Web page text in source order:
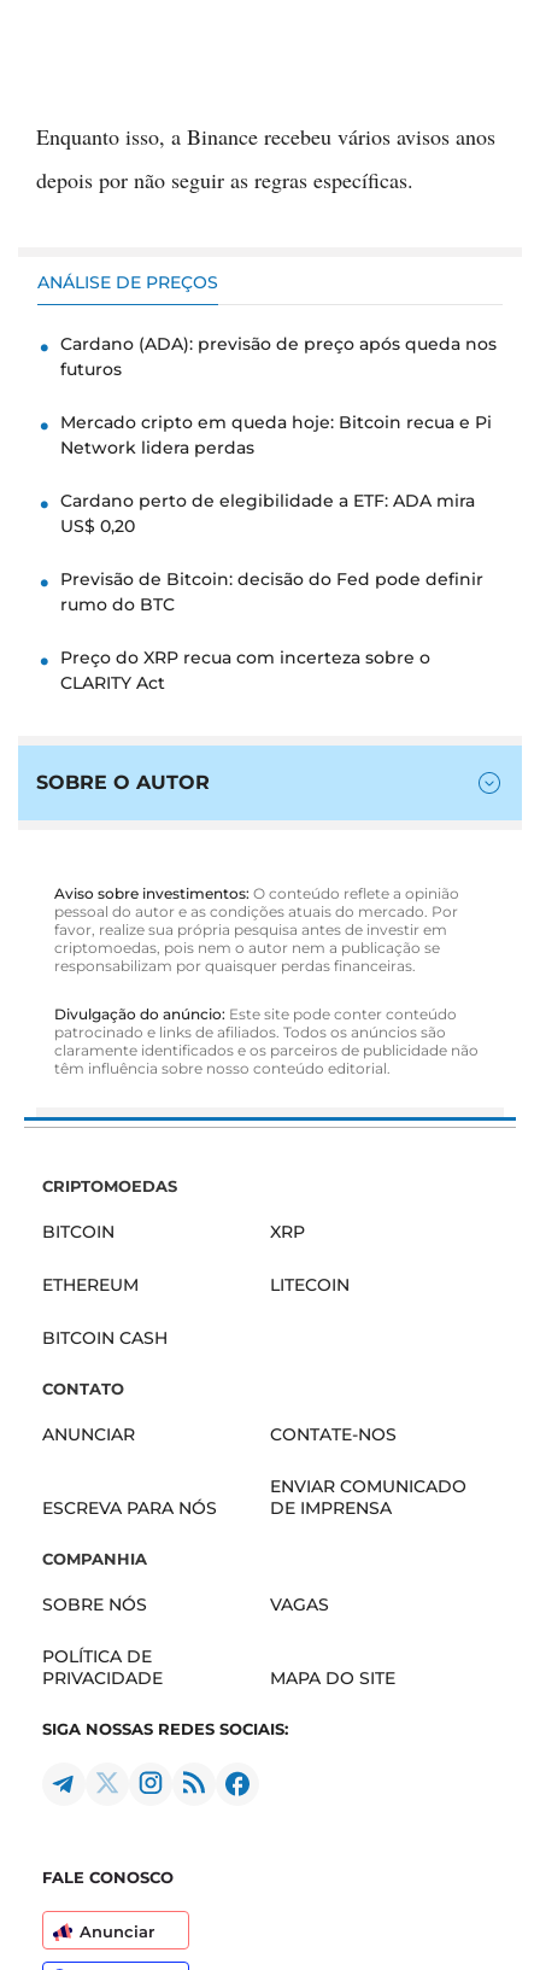
Enquanto isso, a Binance recebeu vários avisos anos
depois por não seguir as regras específicas.
ANÁLISE DE PREÇOS
Cardano (ADA): previsão de preço após queda nos
futuros
Mercado cripto em queda hoje: Bitcoin recua e Pi
Network lidera perdas
Cardano perto de elegibilidade a ETF: ADA mira
US$ 0,20
Previsão de Bitcoin: decisão do Fed pode definir
rumo do BTC
Preço do XRP recua com incerteza sobre o
CLARITY Act
SOBRE O AUTOR
Aviso sobre investimentos: O conteúdo reflete a opinião
pessoal do autor e as condições atuais do mercado. Por
favor, realize sua própria pesquisa antes de investir em
criptomoedas, pois nem o autor nem a publicação se
responsabilizam por quaisquer perdas financeiras.
Divulgação do anúncio: Este site pode conter conteúdo
patrocinado e links de afiliados. Todos os anúncios são
claramente identificados e os parceiros de publicidade não
têm influência sobre nosso conteúdo editorial.
CRIPTOMOEDAS
BITCOIN XRP
ETHEREUM LITECOIN
BITCOIN CASH
CONTATO
ANUNCIAR CONTATE-NOS
ESCREVA PARA NÓS
ENVIAR COMUNICADO
DE IMPRENSA
COMPANHIA
SOBRE NÓS VAGAS
POLÍTICA DE
PRIVACIDADE
MAPA DO SITE
SIGA NOSSAS REDES SOCIAIS:
FALE CONOSCO
Anunciar